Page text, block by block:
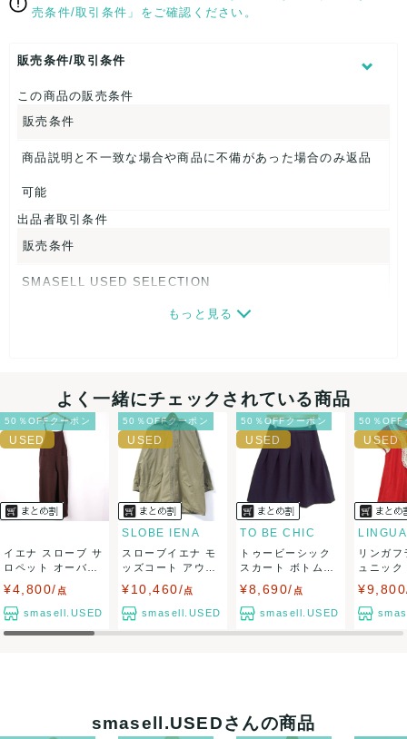
着丈：約70cm
股下：約62cm
【 素材・成分 】
素材タグを撮影しておりますので、ご確認下さいませ。
【 商品札 】
なし
売条件/取引条件」をご確認ください。
販売条件/取引条件
この商品の販売条件
販売条件
商品説明と不一致な場合や商品に不備があった場合のみ返品
可能
出品者取引条件
販売条件
SMASELL USED SELECTION
画像ダウンロードなので、転売にも最適♪
ネコポスの場合は日時指定ができませんので、ご了承下さい
ませ。
USED品に関しましては、見る方によって状態の価値観が異な
りますので、トラブルを避けるため、神経質な方や完璧な商
品を求められる方は御購入をお控えください。
また商品には細心の注意をはらっておりますが、何かござい
また並行輸入品もございますので、真贋方法などお答えでき
もっと見る
よく一緒にチェックされている商品
50％OFFクーポン
イエナ スローブ サ
ロペット オーバー
¥4,800/ 点
smasell.USED
50％OFFクーポン
SLOBE IENA
スローブイエナ モ
ッズコート アウタ
¥10,460/点
smasell.USED
50％OFFクーポン
TO BE CHIC
トゥービーシック
スカート ボトムス
¥8,690/ 点
smasell.USED
50％OFF
リンガ
ュニッ
smasell.USEDさんの商品